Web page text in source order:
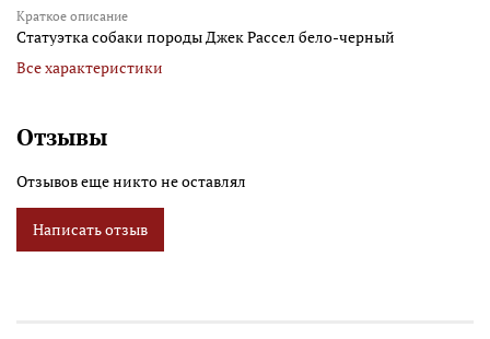
Краткое описание
Статуэтка собаки породы Джек Рассел бело-черный
Все характеристики
Отзывы
Отзывов еще никто не оставлял
Написать отзыв